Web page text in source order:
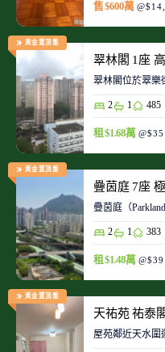
售 $600萬
黃金置頂盤
翠林閣 1座
翠林閣位於翠樂
2 1 485
租 $1.68萬 @$35
黃金置頂盤
疊茵庭 7座
疊茵庭（
2 1 383
租 $1.48萬 @$39
黃金置頂盤
天祐苑 祐泰
屋苑鄰近天水圍